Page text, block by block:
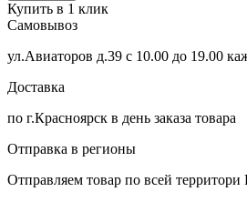
Купить в 1 клик
Самовывоз
ул.Авиаторов д.39 с 10.00 до 19.00
Доставка
по г.Красноярск в день заказа товара
Отправка в регионы
Отправляем товар по всей